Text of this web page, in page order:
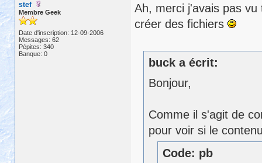
stef
Membre Geek
Date d'inscription: 12-09-2006
Messages: 62
Pépites: 340
Banque: 0
Ah, merci j'avais pas
créer des fichiers
buck a écrit:
Bonjour,
Comme il s'agit de
pour voir si le
Code: pb